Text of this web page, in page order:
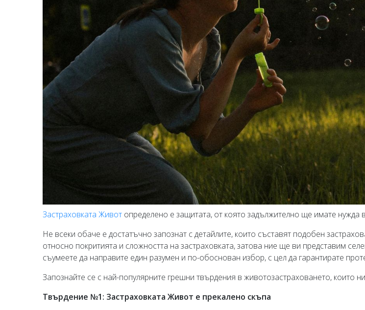
Застраховката Живот определено е защитата, от която задължително ще имате нужда
Не всеки обаче е достатъчно запознат с детайлите, които съставят подобен
относно покритията и сложността на застраховката, затова ние ще ви представим
съумеете да направите един разумен и по-обоснован избор, с цел да гарантирате
Запознайте се с най-популярните грешни твърдения в животозастраховането, които
Твърдение №1: Застраховката Живот е прекалено скъпа